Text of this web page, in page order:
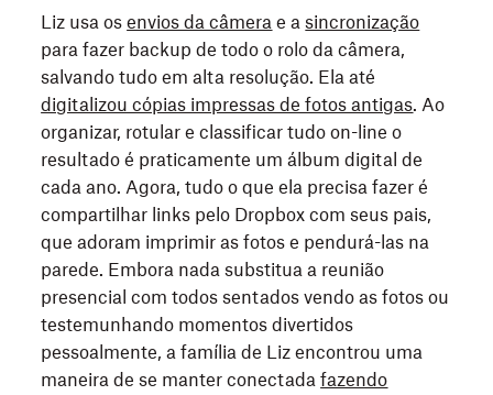
Liz usa osenvios da câmera e asincronização
para fazer backup de todo o rolo da câmera,
salvando tudo em alta resolução. Ela até
digitalizou cópias impressas de fotos antigas. Ao
organizar, rotular e classificar tudo on-line o
resultado é praticamente um álbum digital de
cada ano. Agora, tudo o que ela precisa fazer é
compartilhar links pelo Dropbox com seus pais,
que adoram imprimir as fotos e pendurá-las na
parede. Embora nada substitua a reunião
presencial com todos sentados vendo as fotos ou
testemunhando momentos divertidos
pessoalmente, a família de Liz encontrou uma
maneira de se manter conectadafazendo